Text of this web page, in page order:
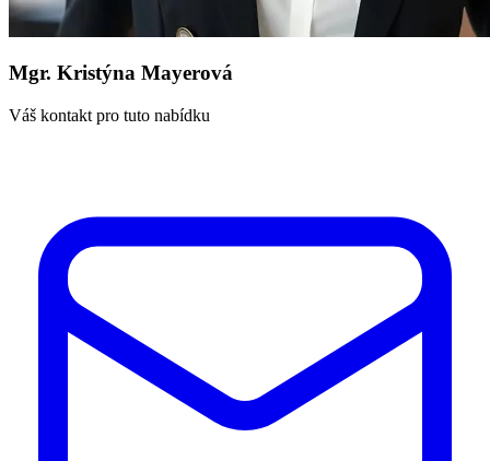
Mgr. Kristýna Mayerová
Váš kontakt pro tuto nabídku